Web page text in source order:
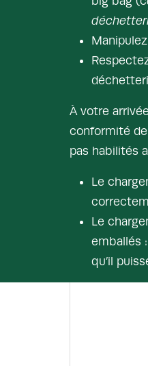
À votre
conformité
pas habilités
Le
Le
emballés
qu’il